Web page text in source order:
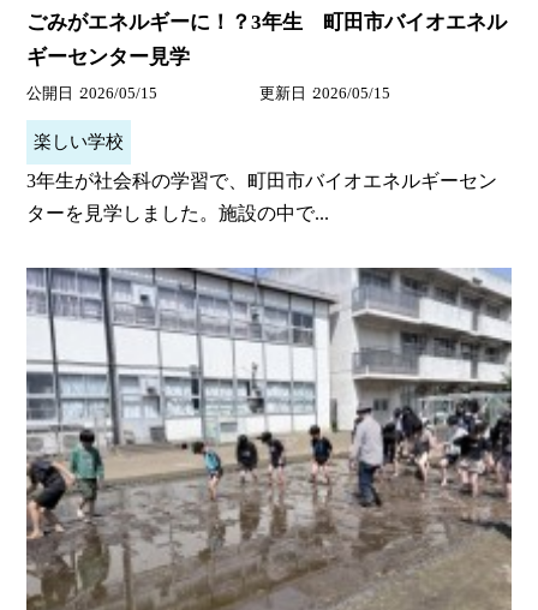
ごみがエネルギーに！？3年生 町田市バイオエネル
ギーセンター見学
公開日 2026/05/15 更新日 2026/05/15
楽しい学校
3年生が社会科の学習で、町田市バイオエネルギーセン
ターを見学しました。施設の中で...